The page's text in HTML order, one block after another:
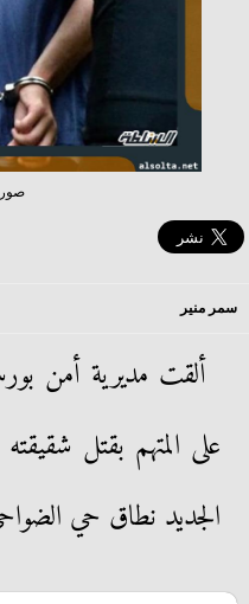
سمر منير
ألقت مديرية أمن
على المتهم بقتل
الجديد نطاق حي